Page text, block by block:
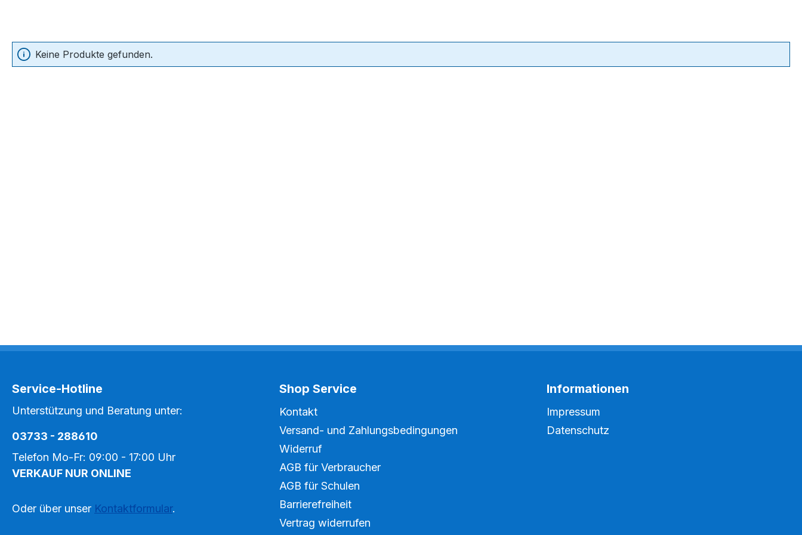
Keine Produkte gefunden.
Service-Hotline
Unterstützung und Beratung unter:
03733 - 288610
Telefon Mo-Fr: 09:00 - 17:00 Uhr
VERKAUF NUR ONLINE
Oder über unser Kontaktformular.
Shop Service
Kontakt
Versand- und Zahlungsbedingungen
Widerruf
AGB für Verbraucher
AGB für Schulen
Barrierefreiheit
Vertrag widerrufen
Informationen
Impressum
Datenschutz